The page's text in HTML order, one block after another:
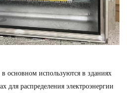
основном используются в зданиях
для распределения электроэнергии